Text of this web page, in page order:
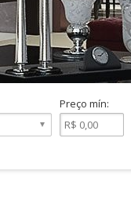
Preço mín: